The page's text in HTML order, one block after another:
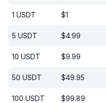
1 USDT $1
5 USDT $4.99
10 USDT $9.99
50 USDT $49.95
100 USDT $99.89